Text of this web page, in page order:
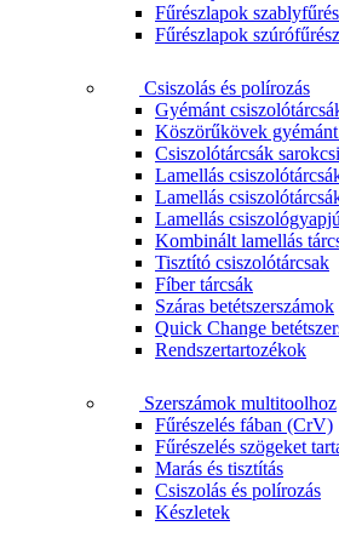
Fűrészlapok
Fűrészlapok
Csiszolás és polírozás
Gyémánt
Köszörűkövek
Csiszolótárcsák
Lamellás
Lamellás
Lamellás
Kombinált lamellás
Tisztító csiszolótárcsak
Fíber tárcsák
Száras betétszerszámok
Quick Change
Rendszertartozékok
Szerszámok multitoolhoz
Fűrészelés fában (CrV)
Fűrészelés szögeket
Marás és tisztítás
Csiszolás és polírozás
Készletek